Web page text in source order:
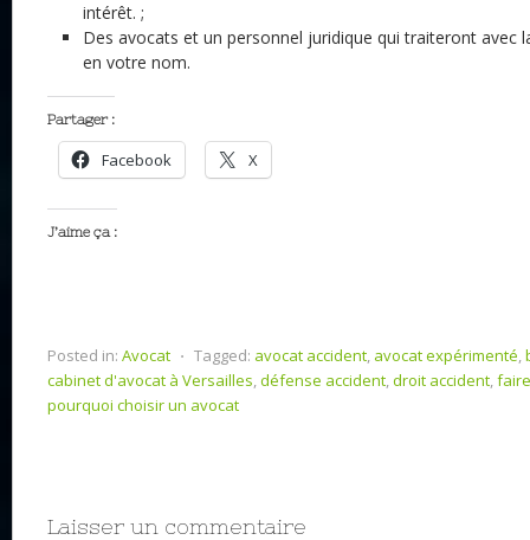
intérêt. ;
Des avocats et un personnel juridique qui traiteront avec
en votre nom.
Partager :
Facebook X
J’aime ça :
Posted in: Avocat ⋅ Tagged: avocat accident, avocat expérimenté,
cabinet d'avocat à Versailles,défense accident,droit accident,
pourquoi choisir un avocat
Laisser un commentaire